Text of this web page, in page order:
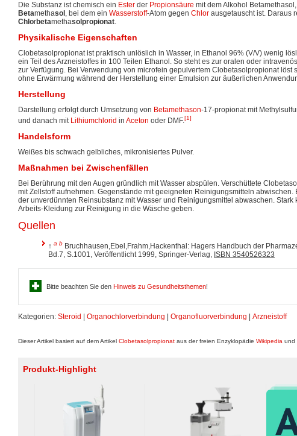
Die Substanz ist chemisch ein Ester der Propionsäure mit dem Alkohol
Betamethasol , bei dem ein Wasserstoff-Atom gegen Chlor ausgetauscht ist. Daraus
Chlorbetamethasolpropionat.
Physikalische Eigenschaften
Clobetasolpropionat ist praktisch unlöslich in Wasser, in Ethanol 96% (V/V) wenig
ein Teil des Arzneistoffes in 100 Teilen Ethanol. So steht es zur oralen oder
zur Verfügung. Bei Verwendung von microfein gepulvertem Clobetasolpropionat löst
ohne Erwärmung während der Herstellung einer Emulsion zur äußerlichen
Herstellung
Darstellung erfolgt durch Umsetzung von Betamethason-17-propionat mit
und danach mit Lithiumchlorid in Aceton oder DMF.[1]
Handelsform
Weißes bis schwach gelbliches, mikronisiertes Pulver.
Maßnahmen bei Zwischenfällen
Bei Berührung mit den Augen gründlich mit Wasser abspülen. Verschüttete
mit Zellstoff aufnehmen. Gegenstände mit geeigneten Reinigungsmitteln abwischen.
der unverdünnten Reinsubstanz mit Wasser und Reinigungsmittel abwaschen. Stark
Arbeits-Kleidung zur Reinigung in die Wäsche geben.
Quellen
↑ a b Bruchhausen,Ebel,Frahm,Hackenthal: Hagers Handbuch der
Bd.7, S.1001, Veröffentlicht 1999, Springer-Verlag, ISBN 3540526323
Bitte beachten Sie den Hinweis zu Gesundheitsthemen!
Kategorien: Steroid Organochlorverbindung Organofluorverbindung Arzneistoff
Dieser Artikel basiert auf dem Artikel Clobetasolpropionat aus der freien Enzyklopädie Wikipedia und
Produkt-Highlight